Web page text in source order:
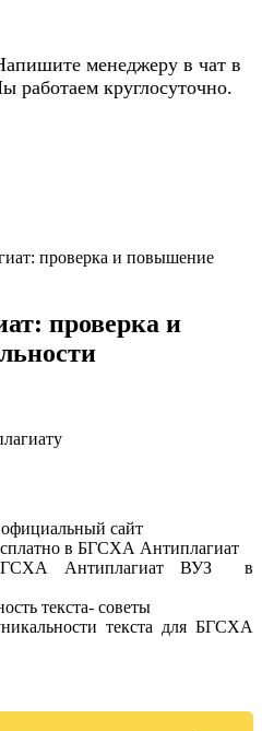
менеджеру в чат в
работаем круглосуточно.
проверка и повышение
проверка и
сайт
в БГСХА Антиплагиат
БГСХА Антиплагиат ВУЗ в
текста- советы
текста для БГСХА